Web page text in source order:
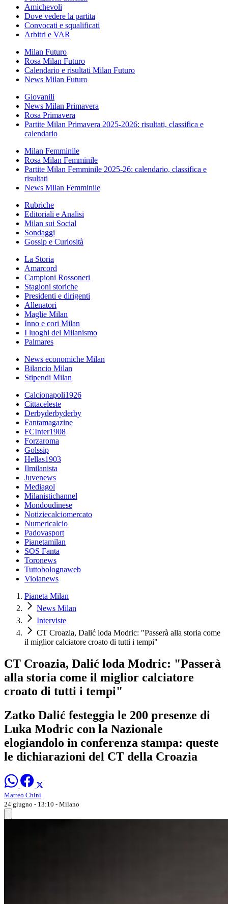
Amichevoli
Dove vedere la partita
Convocati e squalificati
Arbitri e VAR
Milan Futuro
Rosa Milan Futuro
Calendario e risultati Milan Futuro
News Milan Futuro
Giovanili
News Milan Primavera
Rosa Primavera
Partite Milan Primavera 2025-2026: risultati, classifica e
calendario
Milan Femminile
Rosa Milan Femminile
Partite Milan Femminile 2025-26: calendario, classifica e
risultati
News Milan Femminile
Rubriche
Editoriali e Analisi
Milan sui Social
Sondaggi
Gossip e Curiosità
La Storia
Amarcord
Campioni Rossoneri
Stagioni storiche
Presidenti e dirigenti
Allenatori
Maglie Milan
Inno e cori Milan
I luoghi del Milanismo
Palmares
News economiche Milan
Bilancio Milan
Stipendi Milan
Calcionapoli1926
Cittaceleste
Derbyderbyderby
Fantamagazine
FCInter1908
Forzaroma
Golssip
Hellas1903
Ilmilanista
Juvenews
Mediagol
Milanistichannel
Mondoudinese
Notiziecalciomercato
Numericalcio
Padovasport
Pianetamilan
SOS Fanta
Toronews
Tuttobolognaweb
Violanews
Pianeta Milan
News Milan
Interviste
CT Croazia, Dalić loda Modric: "Passerà alla storia come
il miglior calciatore croato di tutti i tempi"
CT Croazia, Dalić loda Modric: "Passerà
alla storia come il miglior calciatore
croato di tutti i tempi"
Zatko Dalić festeggia le 200 presenze di
Luka Modric con la Nazionale
elogiandolo in conferenza stampa: queste
le dichiarazioni del CT della Croazia
Matteo Chini
24 giugno - 13:10 - Milano